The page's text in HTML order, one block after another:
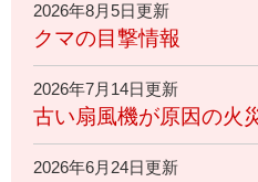
2026年8月5日更新
クマの目撃情報
2026年7月14日更新
古い扇風機が原因の火
2026年6月24日更新